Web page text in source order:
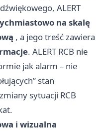
ALERT
na skalę
, a jego treść zawiera
. ALERT RCB nie
jak alarm – nie
stan
sytuacji RCB
i wizualna